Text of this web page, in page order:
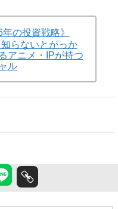
年の投資戦略》
らないとがっか
アニメ・IPが持つ
ル